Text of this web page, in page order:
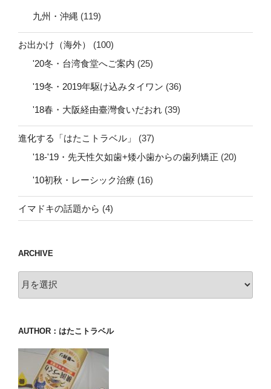
九州・沖縄 (119)
お出かけ（海外）
(100)
'20冬・台湾食堂へご案内 (25)
'19冬・2019年駆け込みタイワン (36)
'18春・大阪経由臺灣食いだおれ (39)
進化する「はたこトラベル」
(37)
'18-'19・先天性欠如歯+矮小歯からの歯列矯正 (20)
'10初秋・レーシック治療 (16)
イマドキの話題から (4)
ARCHIVE
AUTHOR：はたこトラベル